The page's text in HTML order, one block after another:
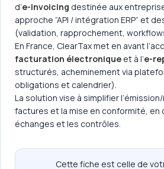
d’e-invoicing destinée aux
approche “API / intégration ERP” et
(validation, rapprochement,
En France, ClearTax met en avant
facturation électronique et à l’e-
structurés, acheminement via
obligations et calendrier).
La solution vise à simplifier
factures et la mise en conformité, en
échanges et les contrôles.
Cette fiche est celle de